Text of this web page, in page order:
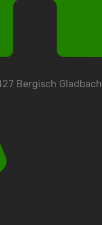
Bergisch Gladbach